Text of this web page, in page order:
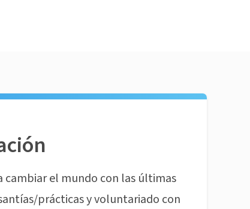
el mundo con las últimas
prácticas y voluntariado con